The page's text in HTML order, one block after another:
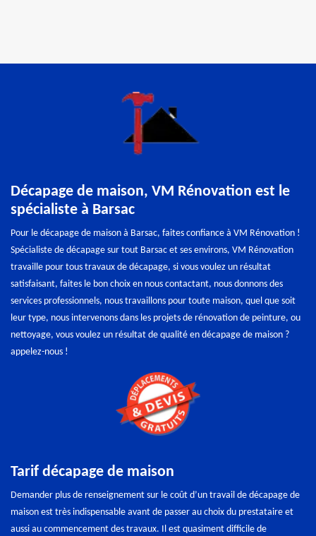
Décapage de maison, VM Rénovation est le
spécialiste à Barsac
Pour le décapage de maison à Barsac, faites confiance à VM Rénovation !
Spécialiste de décapage sur tout Barsac et ses environs, VM Rénovation
travaille pour tous travaux de décapage, si vous voulez un résultat
satisfaisant, faites le bon choix en nous contactant, nous donnons des
services professionnels, nous travaillons pour toute maison, quel que soit
leur type, nous intervenons dans les projets de rénovation de peinture, ou
nettoyage, vous voulez un résultat de qualité en décapage de maison ?
appelez-nous !
Tarif décapage de maison
Demander plus de renseignement sur le coût d’un travail de décapage de
maison est très indispensable avant de passer au choix du prestataire et
aussi au commencement des travaux. Il est quasiment difficile de